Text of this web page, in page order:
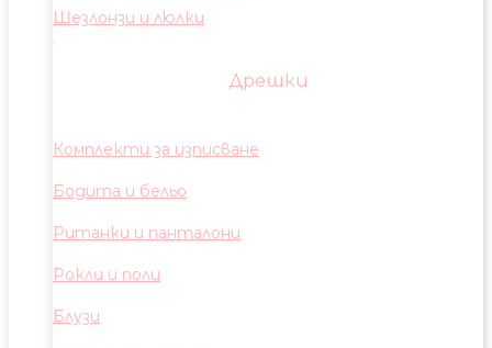
Шезлонзи и люлки
Дрешки
Комплекти за изписване
Бодита и бельо
Ританки и панталони
Рокли и поли
Блузи